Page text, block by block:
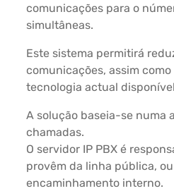
comunicações para o
simultâneas.
Este sistema permitirá
comunicações, assim
tecnologia actual
A solução baseia-se numa
chamadas.
O servidor IP PBX é
provêm da linha pública,
encaminhamento interno.